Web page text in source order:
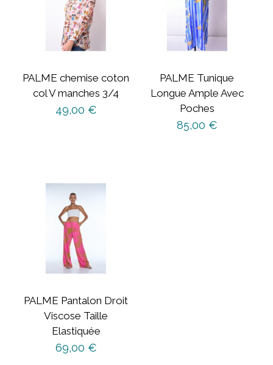
PALME chemise coton
col V manches 3/4
49,00 €
variations.
Les
options
peuvent
être
choisies
la
produit
PALME Tunique
Longue Ample Avec
Poches
85,00 €
PALME Pantalon Droit
Viscose Taille
Elastiquée
69,00 €